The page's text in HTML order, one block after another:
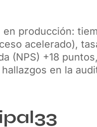
producción:
acelerado),
(NPS) +18
en la